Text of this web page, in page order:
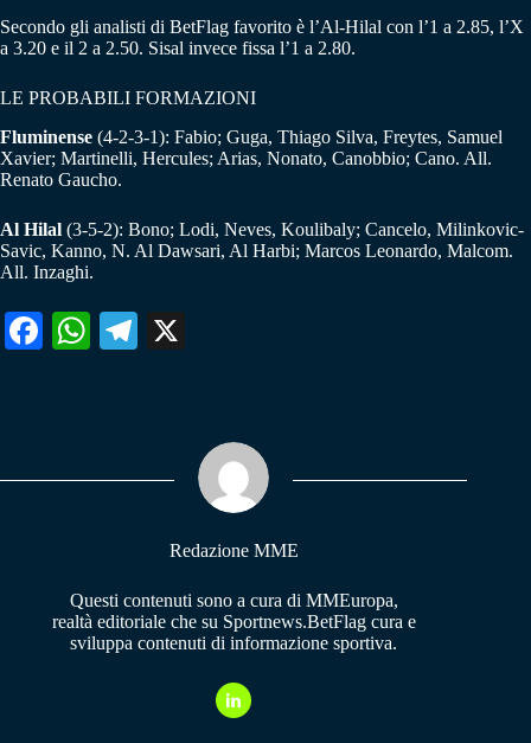
Secondo gli analisti di BetFlag favorito è l’Al-Hilal con l’1 a 2.85, l’X
a 3.20 e il 2 a 2.50. Sisal invece fissa l’1 a 2.80.
LE PROBABILI FORMAZIONI
Fluminense (4-2-3-1): Fabio; Guga, Thiago Silva, Freytes, Samuel
Xavier; Martinelli, Hercules; Arias, Nonato, Canobbio; Cano. All.
Renato Gaucho.
Al Hilal (3-5-2): Bono; Lodi, Neves, Koulibaly; Cancelo, Milinkovic-
Savic, Kanno, N. Al Dawsari, Al Harbi; Marcos Leonardo, Malcom.
All. Inzaghi.
Fa W
pp
Te
m
Redazione MME
Questi contenuti sono a cura di MMEuropa,
realtà editoriale che su Sportnews.BetFlag cura e
sviluppa contenuti di informazione sportiva.